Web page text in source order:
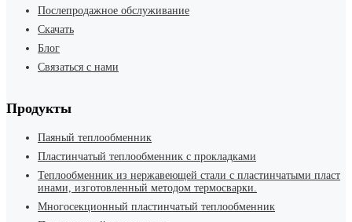
Послепродажное обслуживание
Скачать
Блог
Связаться с нами
Продукты
Паяный теплообменник
Пластинчатый теплообменник с прокладками
Теплообменник из нержавеющей стали с пластинчатыми пласт
инами, изготовленный методом термосварки.
Многосекционный пластинчатый теплообменник